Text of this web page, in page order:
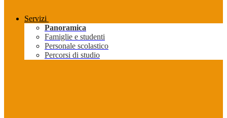
Servizi
Panoramica
Famiglie e studenti
Personale scolastico
Percorsi di studio